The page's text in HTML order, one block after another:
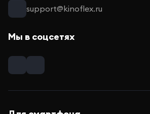
support@kinoflex.ru
Мы в соцсетях